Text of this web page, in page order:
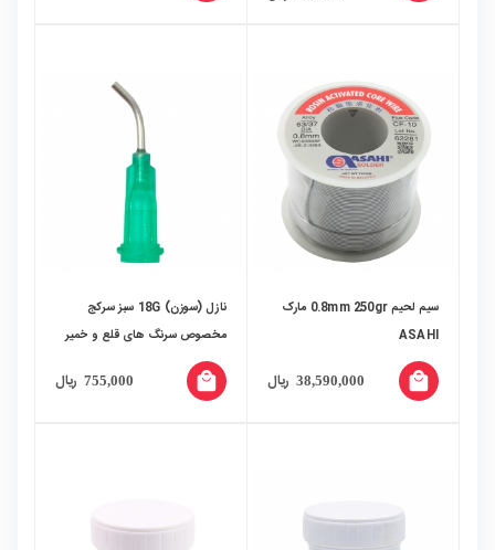
سیم لحیم 0.8mm 250gr مارک
ASAHI
38,590,000 ریال local_mall
نازل (سوزن) 18G سبز سرکج
مخصوص سرنگ های قلع و خمیر
فلاکس
755,000 ریال local_mall